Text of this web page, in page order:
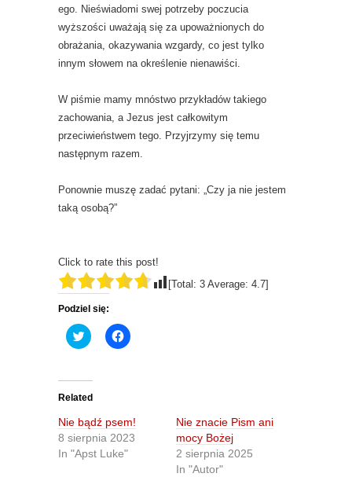
ego. Nieświadomi swej potrzeby poczucia
wyższości uważają się za upoważnionych do
obrażania, okazywania wzgardy, co jest tylko
innym słowem na określenie nienawiści.
W piśmie mamy mnóstwo przykładów takiego
zachowania, a Jezus jest całkowitym
przeciwieństwem tego. Przyjrzymy się temu
następnym razem.
Ponownie muszę zadać pytani: „Czy ja nie jestem
taką osobą?”
Click to rate this post!
[Total: 3 Average: 4.7]
Podziel się:
C
l
t
o
s
a
r
e
o
C
l
a
r
e
o
Related
Nie bądź psem!
8 sierpnia 2023
In "Apst Luke"
Nie znacie Pism ani
mocy Bożej
2 sierpnia 2025
In "Autor"